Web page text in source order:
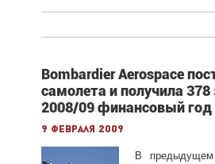
Bombardier Aerospace
самолета и получила 378
2008/09 финансовый год
9 февраля 2009
В предыдущем